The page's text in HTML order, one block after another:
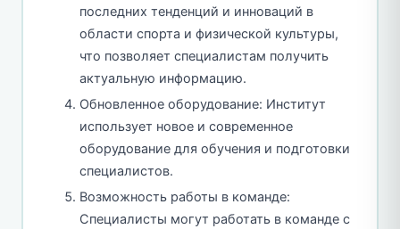
последних тенденций и инноваций в
области спорта и физической культуры,
что позволяет специалистам получить
актуальную информацию.
Обновленное оборудование: Институт
использует новое и современное
оборудование для обучения и подготовки
специалистов.
Возможность работы в команде:
Специалисты могут работать в команде с